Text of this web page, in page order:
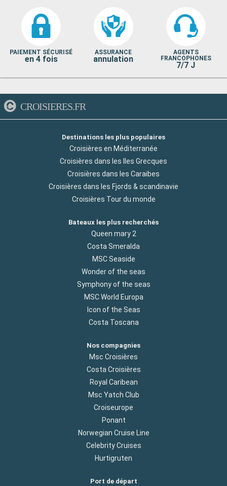
PAIEMENT SÉCURISÉ
en 4 fois
ASSURANCE
annulation
AGENTS
FRANCOPHONES
7/7 J
CROISIERES.FR
Destinations les plus populaires
Croisières en Méditerranée
Croisières dans les Iles Grecques
Croisières dans les Caraibes
Croisières dans les Fjords & scandinavie
Croisières Tour du monde
Bateaux les plus recherchés
Queen mary 2
Costa Smeralda
MSC Seaside
Wonder of the seas
Symphony of the seas
MSC World Europa
Icon of the Seas
Costa Toscana
Nos compagnies
Msc Croisières
Costa Croisières
Royal Caribean
Msc Yatch Club
Croiseurope
Ponant
Norwegian Cruise Line
Celebrity Cruises
Hurtigruten
Port de départ